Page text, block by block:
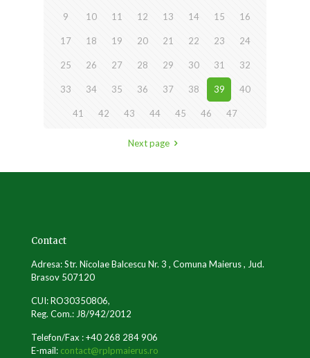
9 10 11 12 13 14 15 16
17 18 19 20 21 22 23 24
25 26 27 28 29 30 31 32
33 34 35 36 37 38 39 40
41 42 43 44 45 46 47
Next page
Contact
Adresa: Str. Nicolae Balcescu Nr. 3 , Comuna Maierus , Jud.
Brasov 507120
CUI: RO30350806,
Reg. Com.: J8/942/2012
Telefon/Fax : +40 268 284 906
E-mail: contact@rplpmaierus.ro